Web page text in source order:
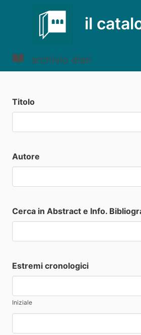
il
archivio diari
Titolo
Autore
Cerca in Abstract e Info.
Estremi cronologici
Iniziale